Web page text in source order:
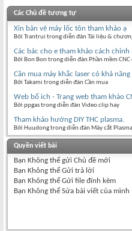
Các Chủ đề tương tự
Xin bản vẽ máy lốc tôn tham khảo ạ
Bởi Trantrui trong diễn đàn Tài liệu &
Các bác cho e tham khảo cách
Bởi Bon Bon trong diễn đàn Phần mềm
Cần mua máy khắc laser có khả
Bởi Takami trong diễn đàn Cần mua
Web bổ ich - Trang web tham khảo
Bởi ppgas trong diễn đàn Video clip hay
Tham khảo hướng DIY THC plasma.
Bởi Huudong trong diễn đàn Máy cắt
Quyền viết bài
Bạn Không thể gửi Chủ đề mới
Bạn Không thể Gửi trả lời
Bạn Không thể Gửi file đính kèm
Bạn Không thể Sửa bài viết của mình